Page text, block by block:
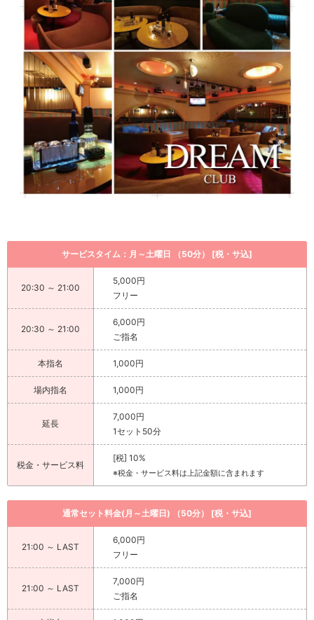
サービスタイム：月～土曜日 （50分） [税・サ込]
20:30 ～ 21:00
5,000円
フリー
20:30 ～ 21:00
6,000円
ご指名
本指名 1,000円
場内指名 1,000円
延長
7,000円
1セット50分
税金・サービス料
[税] 10%
※税金・サービス料は上記金額に含まれます
通常セット料金(月～土曜日) （50分） [税・サ込]
21:00 ～ LAST
6,000円
フリー
21:00 ～ LAST
7,000円
ご指名